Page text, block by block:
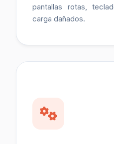
pantallas rotas,
carga dañados.